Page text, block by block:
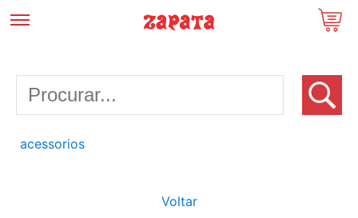
acessorios
Voltar